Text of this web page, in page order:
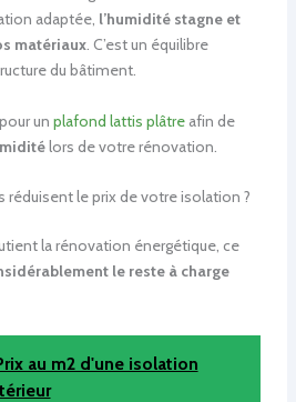
adaptée, l’humidité stagne et
matériaux. C’est un équilibre
du bâtiment.
un plafond lattis plâtreafin de
lors de votre rénovation.
réduisent le prix de votre isolation ?
la rénovation énergétique, ce
le reste à charge
au m2 d'une isolation